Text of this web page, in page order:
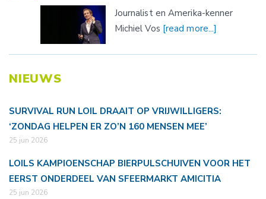
Journalist en Amerika-kenner
Michiel Vos [read more...]
NIEUWS
SURVIVAL RUN LOIL DRAAIT OP VRIJWILLIGERS:
‘ZONDAG HELPEN ER ZO’N 160 MENSEN MEE’
25 jun 2026
LOILS KAMPIOENSCHAP BIERPULSCHUIVEN VOOR HET
EERST ONDERDEEL VAN SFEERMARKT AMICITIA
25 jun 2026